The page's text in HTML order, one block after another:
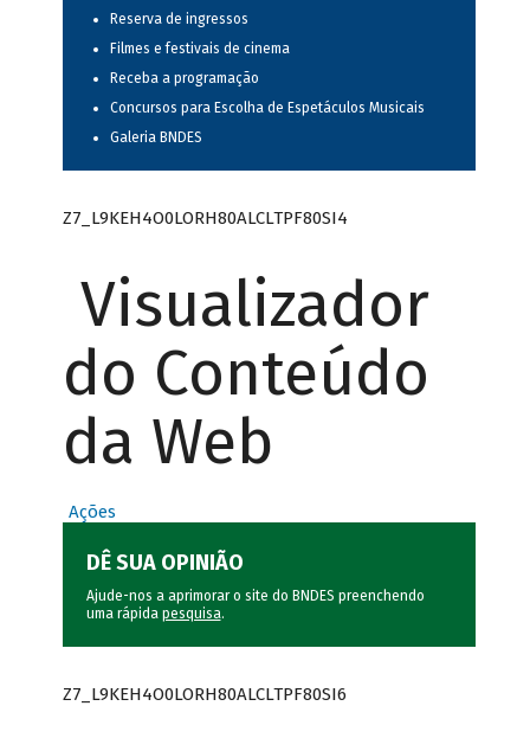
Reserva de ingressos
Filmes e festivais de cinema
Receba a programação
Concursos para Escolha de Espetáculos Musicais
Galeria BNDES
Z7_L9KEH4O0LORH80ALCLTPF80SI4
Visualizador
do Conteúdo
da Web
Ações
DÊ SUA OPINIÃO
Ajude-nos a aprimorar o site do BNDES preenchendo
uma rápida pesquisa.
Z7_L9KEH4O0LORH80ALCLTPF80SI6